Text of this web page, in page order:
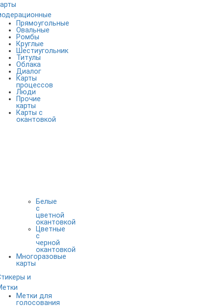
Прямоугольные
Овальные
Ромбы
Круглые
Шестиугольник
Титулы
Облака
Диалог
Карты
процессов
Люди
Прочие
карты
Карты с
окантовкой
Белые
с
цветной
окантовкой
Цветные
с
черной
окантовкой
Многоразовые
карты
и
Метки для
голосования